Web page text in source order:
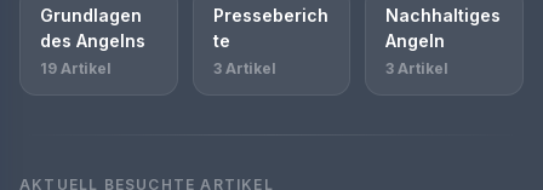
Grundlagen
des Angelns
19 Artikel
Presseberich
te
3 Artikel
Nachhaltiges
Angeln
3 Artikel
AKTUELL BESUCHTE ARTIKEL